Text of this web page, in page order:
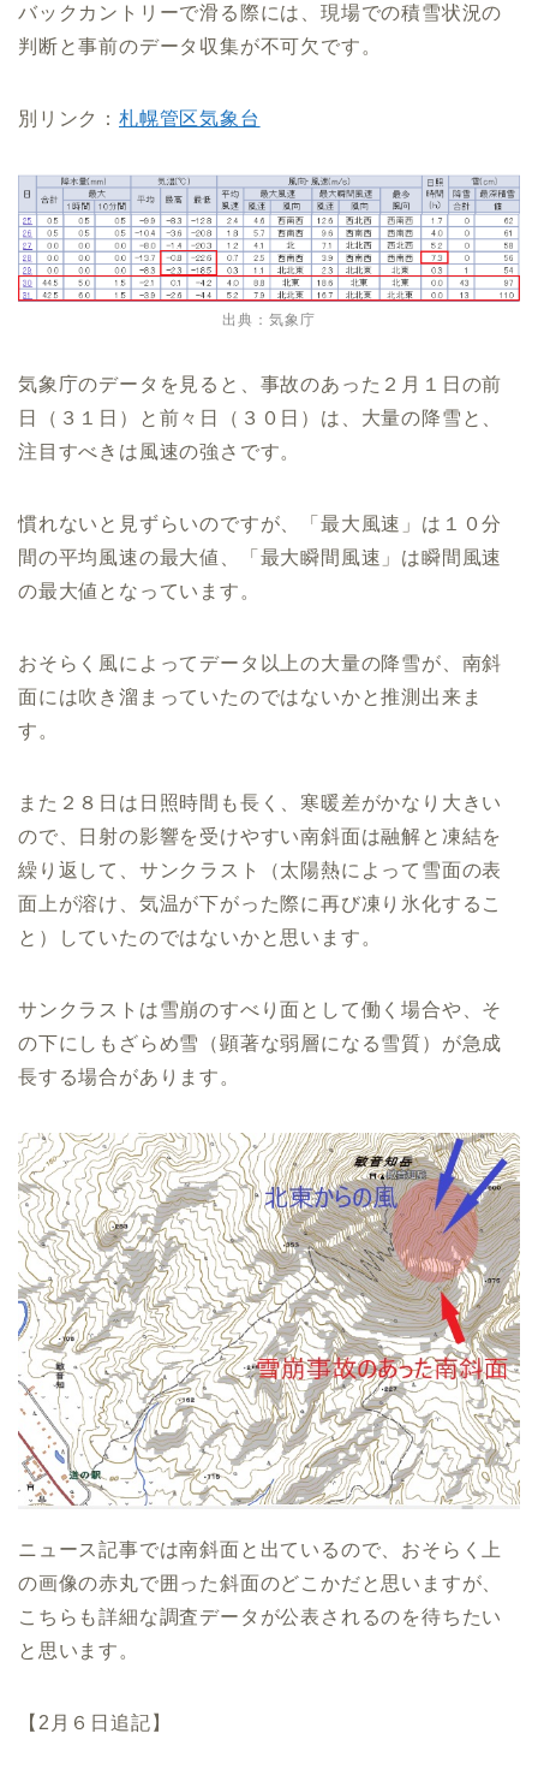
バックカントリーで滑る際には、現場での積雪状況の
判断と事前のデータ収集が不可欠です。
別リンク： 札幌管区気象台
出典：気象庁
気象庁のデータを見ると、事故のあった２月１日の前
日（３１日）と前々日（３０日）は、大量の降雪と、
注目すべきは風速の強さです。
慣れないと見ずらいのですが、「最大風速」は１０分
間の平均風速の最大値、「最大瞬間風速」は瞬間風速
の最大値となっています。
おそらく風によってデータ以上の大量の降雪が、南斜
面には吹き溜まっていたのではないかと推測出来ま
す。
また２８日は日照時間も長く、寒暖差がかなり大きい
ので、日射の影響を受けやすい南斜面は融解と凍結を
繰り返して、サンクラスト（太陽熱によって雪面の表
面上が溶け、気温が下がった際に再び凍り氷化するこ
と）していたのではないかと思います。
サンクラストは雪崩のすべり面として働く場合や、そ
の下にしもざらめ雪（顕著な弱層になる雪質）が急成
長する場合があります。
ニュース記事では南斜面と出ているので、おそらく上
の画像の赤丸で囲った斜面のどこかだと思いますが、
こちらも詳細な調査データが公表されるのを待ちたい
と思います。
【2月６日追記】